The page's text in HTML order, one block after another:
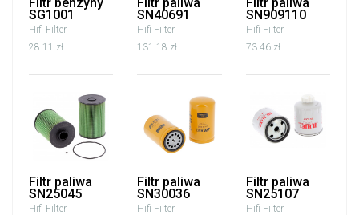
SG1001
Hifi Filter
28.11 zł
SN40691
Hifi Filter
131.18 zł
SN909110
Hifi Filter
73.46 zł
Filtr paliwa
SN25045
Hifi Filter
Filtr paliwa
SN30036
Hifi Filter
Filtr paliwa
SN25107
Hifi Filter